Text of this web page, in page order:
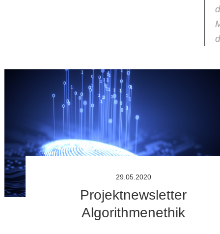
29.05.2020
Projektnewsletter
Algorithmenethik